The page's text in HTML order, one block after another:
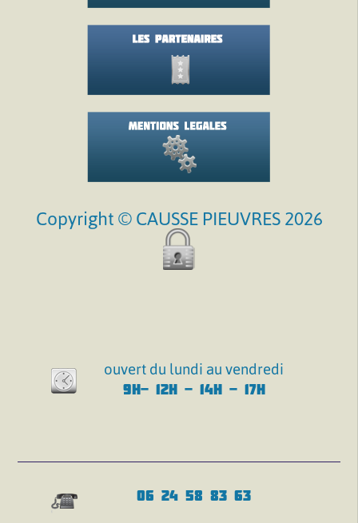
Copyright © CAUSSE PIEUVRES 2026
ouvert du lundi au vendredi
9H- 12H - 14H - 17H
06 24 58 83 63